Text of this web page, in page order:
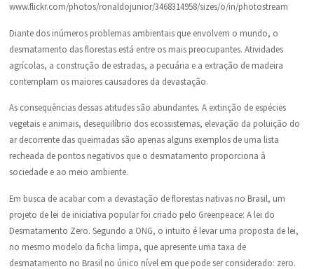
www.flickr.com/photos/ronaldojunior/3468314958/sizes/o/in/photostream
Diante dos inúmeros problemas ambientais que envolvem o mundo, o
desmatamento das florestas está entre os mais preocupantes. Atividades
agrícolas, a construção de estradas, a pecuária e a extração de madeira
contemplam os maiores causadores da devastação.
As consequências dessas atitudes são abundantes. A extinção de espécies
vegetais e animais, desequilíbrio dos ecossistemas, elevação da poluição do
ar decorrente das queimadas são apenas alguns exemplos de uma lista
recheada de pontos negativos que o desmatamento proporciona à
sociedade e ao meio ambiente.
Em busca de acabar com a devastação de florestas nativas no Brasil, um
projeto de lei de iniciativa popular foi criado pelo Greenpeace: A lei do
Desmatamento Zero. Segundo a ONG, o intuito é levar uma proposta de lei,
no mesmo modelo da ficha limpa, que apresente uma taxa de
desmatamento no Brasil no único nível em que pode ser considerado: zero.